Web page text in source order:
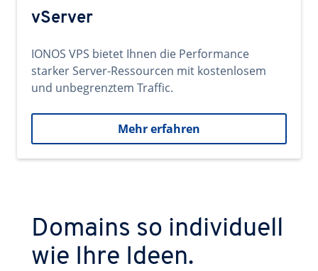
vServer
IONOS VPS bietet Ihnen die Performance
starker Server-Ressourcen mit kostenlosem
und unbegrenztem Traffic.
Mehr erfahren
Domains so individuell
wie Ihre Ideen.